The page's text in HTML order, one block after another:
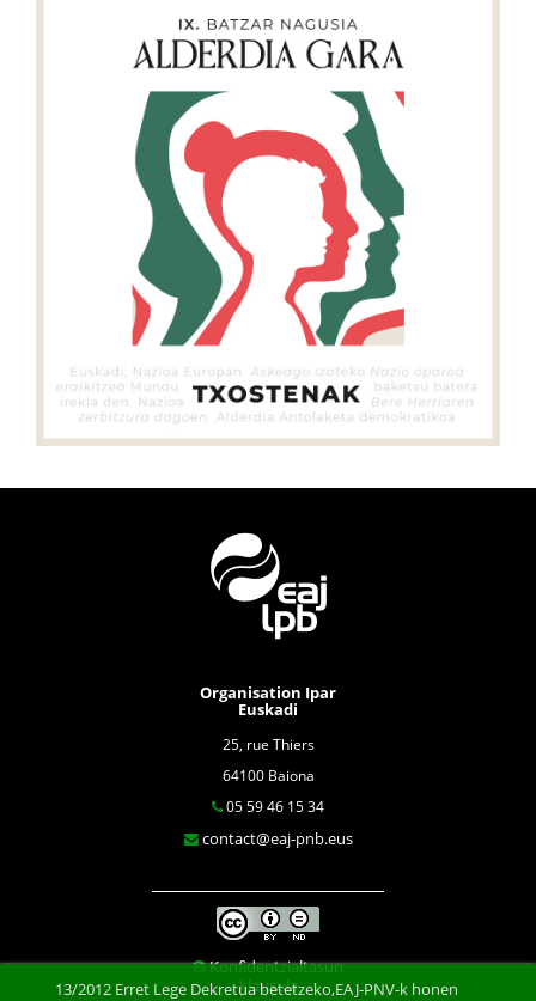
Organisation Ipar
Euskadi
25, rue Thiers
64100 Baiona
05 59 46 15 34
contact@eaj-pnb.eus
Konfidentzialtasun
klausula
13/2012 Erret Lege Dekretua betetzeko,EAJ-PNV-k honen